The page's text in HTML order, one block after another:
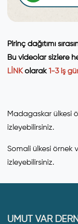
Pirinç dağıtımı
Bu videolar sizlere
LİNKolarak1-3 iş
Madagaskar ülkesi
izleyebilirsiniz.
Somali ülkesi örnek
izleyebilirsiniz.
UMUT VAR